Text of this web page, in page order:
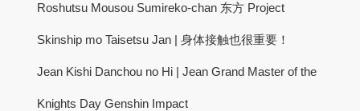
Roshutsu Mousou Sumireko-chan 东方 Project
Skinship mo Taisetsu Jan | 身体接触也很重要！
Jean Kishi Danchou no Hi | Jean Grand Master of the
Knights Day Genshin Impact